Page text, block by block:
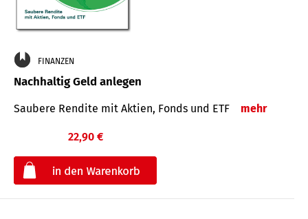
FINANZEN
Nachhaltig Geld anlegen
Saubere Rendite mit Aktien, Fonds und ETF mehr
22,90 €